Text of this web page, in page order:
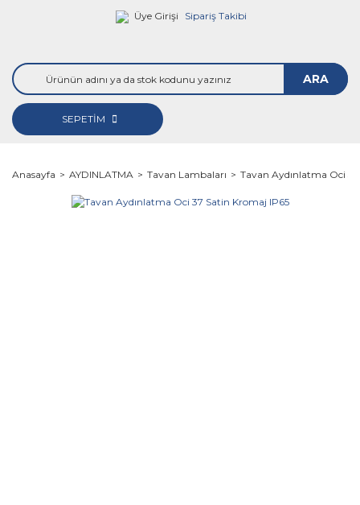
Üye Girişi Sipariş Takibi
ARA
SEPETİM
Anasayfa AYDINLATMA Tavan Lambaları Tavan Aydınlatma Oci